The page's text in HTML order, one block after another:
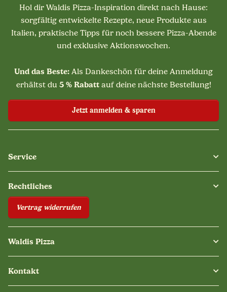
Hol dir Waldis Pizza-Inspiration direkt nach Hause:
sorgfältig entwickelte Rezepte, neue Produkte aus
Italien, praktische Tipps für noch bessere Pizza-Abende
und exklusive Aktionswochen.
Und das Beste: Als Dankeschön für deine Anmeldung
erhältst du 5 % Rabattauf deine nächste Bestellung!
Jetzt anmelden & sparen
Service
Rechtliches
Vertrag widerrufen
Waldis Pizza
Kontakt